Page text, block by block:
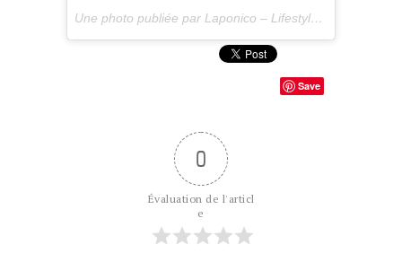
Une photo publiée par Laponico – Lifestyle & Outdoor (@laponico) le
Save
0
Évaluation de l'articl
e